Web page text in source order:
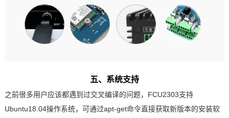
五、系统支持
之前很多用户应该都遇到过交叉编译的问题，FCU2303支持
Ubuntu18.04操作系统，可通过apt-get命令直接获取新版本的安装软